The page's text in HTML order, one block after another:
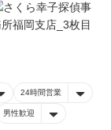
24時間営業
男性歓迎